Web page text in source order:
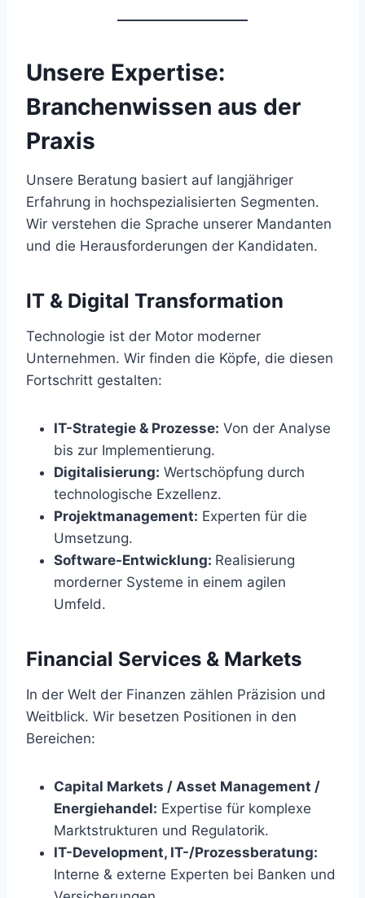
Unsere Expertise:
Branchenwissen aus der
Praxis
Unsere Beratung basiert auf langjähriger
Erfahrung in hochspezialisierten Segmenten.
Wir verstehen die Sprache unserer Mandanten
und die Herausforderungen der Kandidaten.
IT & Digital Transformation
Technologie ist der Motor moderner
Unternehmen. Wir finden die Köpfe, die diesen
Fortschritt gestalten:
IT-Strategie & Prozesse: Von der Analyse
bis zur Implementierung.
Digitalisierung: Wertschöpfung durch
technologische Exzellenz.
Projektmanagement: Experten für die
Umsetzung.
Software-Entwicklung: Realisierung
morderner Systeme in einem agilen
Umfeld.
Financial Services & Markets
In der Welt der Finanzen zählen Präzision und
Weitblick. Wir besetzen Positionen in den
Bereichen:
Capital Markets / Asset Management /
Energiehandel: Expertise für komplexe
Marktstrukturen und Regulatorik.
IT-Development, IT-/Prozessberatung:
Interne & externe Experten bei Banken und